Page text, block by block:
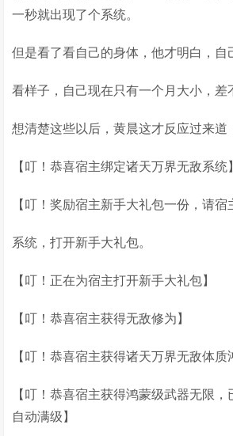
一秒就出现了个系统。
但是看了看自己的身体，他才明白，自
看样子，自己现在只有一个月大小，差
想清楚这些以后，黄晨这才反应过来道
【叮！恭喜宿主绑定诸天万界无敌系统】
【叮！奖励宿主新手大礼包一份，请宿
系统，打开新手大礼包。
【叮！正在为宿主打开新手大礼包】
【叮！恭喜宿主获得无敌修为】
【叮！恭喜宿主获得诸天万界无敌体质
【叮！恭喜宿主获得鸿蒙级武器无限
自动满级】